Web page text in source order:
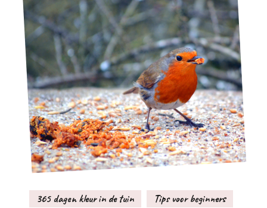
365 dagen kleur in de tuin
Tips voor beginners